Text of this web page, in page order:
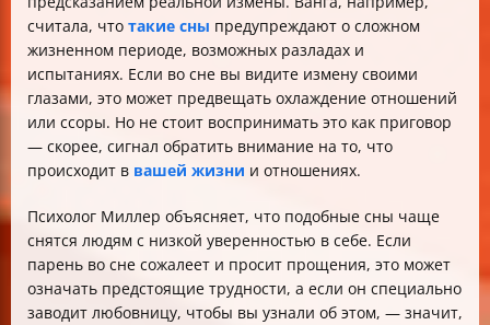
считала, что такие сны предупреждают о сложном
жизненном периоде, возможных разладах и
испытаниях. Если во сне вы видите измену своими
глазами, это может предвещать охлаждение отношений
или ссоры. Но не стоит воспринимать это как приговор
— скорее, сигнал обратить внимание на то, что
происходит в вашей жизни и отношениях.
Психолог Миллер объясняет, что подобные сны чаще
снятся людям с низкой уверенностью в себе. Если
парень во сне сожалеет и просит прощения, это может
означать предстоящие трудности, а если он специально
заводит любовницу, чтобы вы узнали об этом, — значит,